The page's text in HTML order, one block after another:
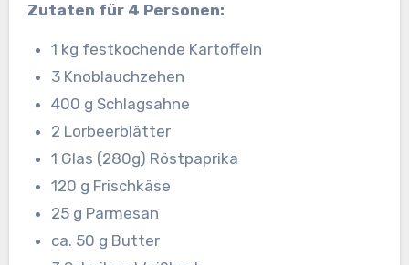
Zutaten für 4 Personen:
1 kg festkochende Kartoffeln
3 Knoblauchzehen
400 g Schlagsahne
2 Lorbeerblätter
1 Glas (280g) Röstpaprika
120 g Frischkäse
25 g Parmesan
ca. 50 g Butter